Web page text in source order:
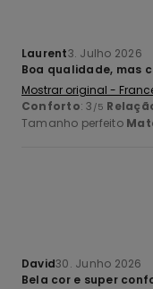
Laurent3. Julho 2026
Boa qualidade, mas
Mostrar original -
Conforto: 3 /5
Tamanho perfeito
David30. Junho 2026
Bela cor e super